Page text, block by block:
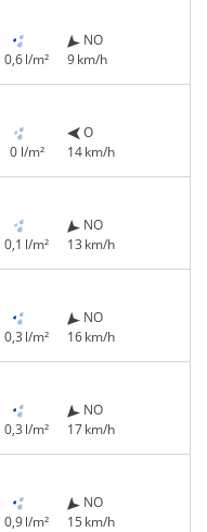
0,6 l/m²
NO
9 km/h
0 l/m²
O
14 km/h
0,1 l/m²
NO
13 km/h
0,3 l/m²
NO
16 km/h
0,3 l/m²
NO
17 km/h
0,9 l/m²
NO
15 km/h